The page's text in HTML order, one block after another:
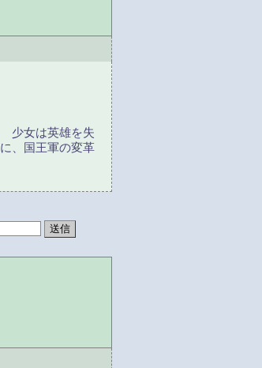
少女は英雄を失
、国王軍の変革